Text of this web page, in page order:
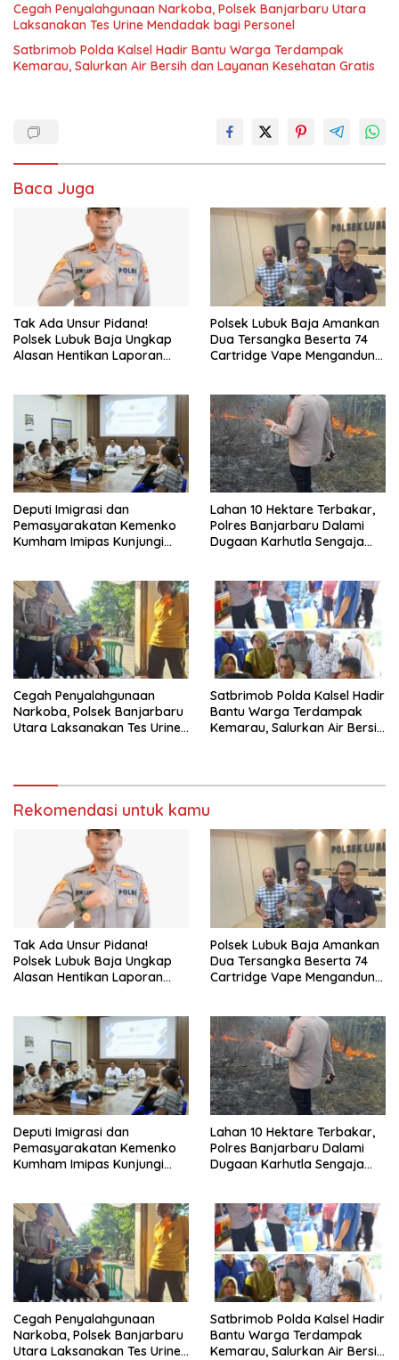
Cegah Penyalahgunaan Narkoba, Polsek Banjarbaru Utara
Laksanakan Tes Urine Mendadak bagi Personel
Satbrimob Polda Kalsel Hadir Bantu Warga Terdampak
Kemarau, Salurkan Air Bersih dan Layanan Kesehatan Gratis
Baca Juga
Tak Ada Unsur Pidana!
Polsek Lubuk Baja Ungkap
Alasan Hentikan Laporan
Polsek Lubuk Baja Amankan
Dua Tersangka Beserta 74
Cartridge Vape Mengandung
Deputi Imigrasi dan
Pemasyarakatan Kemenko
Kumham Imipas Kunjungi
Lahan 10 Hektare Terbakar,
Polres Banjarbaru Dalami
Dugaan Karhutla Sengaja
Cegah Penyalahgunaan
Narkoba, Polsek Banjarbaru
Utara Laksanakan Tes Urine
Satbrimob Polda Kalsel Hadir
Bantu Warga Terdampak
Kemarau, Salurkan Air Bersih
Rekomendasi untuk kamu
Tak Ada Unsur Pidana!
Polsek Lubuk Baja Ungkap
Alasan Hentikan Laporan
Polsek Lubuk Baja Amankan
Dua Tersangka Beserta 74
Cartridge Vape Mengandung
Deputi Imigrasi dan
Pemasyarakatan Kemenko
Kumham Imipas Kunjungi
Lahan 10 Hektare Terbakar,
Polres Banjarbaru Dalami
Dugaan Karhutla Sengaja
Cegah Penyalahgunaan
Narkoba, Polsek Banjarbaru
Utara Laksanakan Tes Urine
Satbrimob Polda Kalsel Hadir
Bantu Warga Terdampak
Kemarau, Salurkan Air Bersih